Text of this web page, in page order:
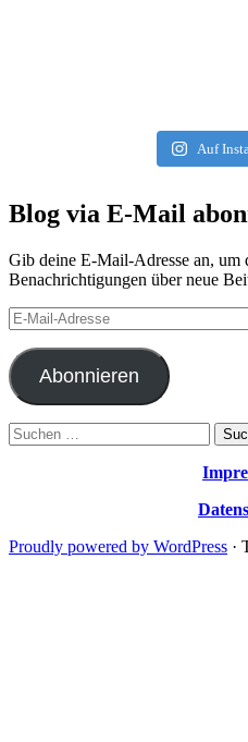
Auf
Blog via E-Mail
Gib deine E-Mail-Adresse an, um
Benachrichtigungen über neue
E-
Mail-
Adresse
Abonnieren
Suchen
nach:
Proudly powered by WordPress ·